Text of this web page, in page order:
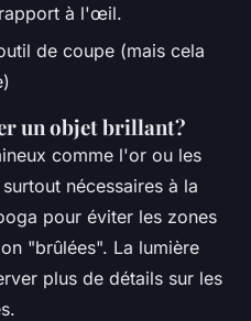
à l'œil.
de coupe (mais cela
un objet brillant?
comme l'or ou les
nécessaires à la
pour éviter les zones
"brûlées". La lumière
plus de détails sur les